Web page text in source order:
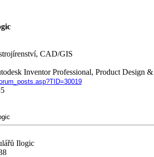
CAD/GIS
Inventor Professional, Product Design
Ilogic